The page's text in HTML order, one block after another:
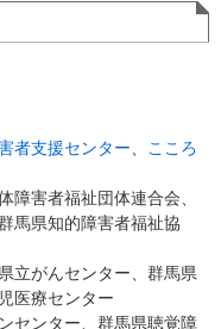
者支援センター
こころ
障害者福祉団体連合会、
馬県知的障害者福祉協
立がんセンター、群馬県
医療センター
センター、群馬県聴覚障